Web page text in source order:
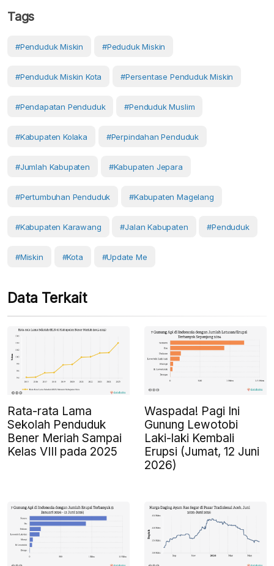
Tags
#Penduduk Miskin #Peduduk Miskin
#Penduduk Miskin Kota #Persentase Penduduk Miskin
#pendapatan Penduduk #penduduk Muslim
#Kabupaten Kolaka #perpindahan Penduduk
#Jumlah Kabupaten #Kabupaten Jepara
#pertumbuhan Penduduk #Kabupaten Magelang
#Kabupaten Karawang #Jalan Kabupaten #Penduduk
#Miskin #Kota #Update Me
Data Terkait
Rata-rata Lama
Sekolah Penduduk
Bener Meriah Sampai
Kelas VIII pada 2025
Waspada! Pagi Ini
Gunung Lewotobi
Laki-laki Kembali
Erupsi (Jumat, 12 Juni
2026)